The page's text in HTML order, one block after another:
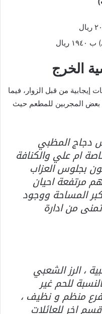
الخرج
من قبل الزوار، فيما
بعض المجربين للمطعم حيث
دجاج المظبي
ام علي والكنافة
بجلوس العزاب
مرتفعة احيان
المساحة ووجود
من ادارة
، الرز الشعبي
للحم غير
منظم و نظيف ،
اخر للعائلات